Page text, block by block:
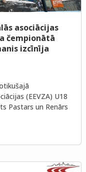
asociācijas
čempionātā
izcīnīja
(EEVZA) U18
Pastars un Renārs